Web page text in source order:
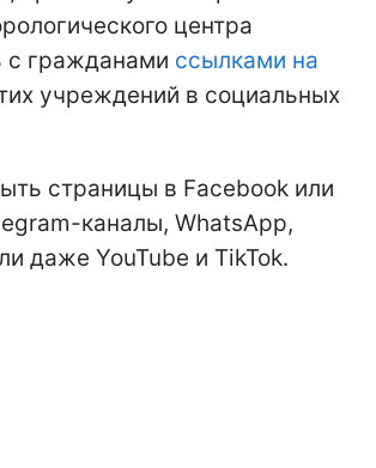
центра
с гражданами ссылками на
учреждений в социальных
страницы в Facebook или
каналы, WhatsApp,
даже YouTube и TikTok.